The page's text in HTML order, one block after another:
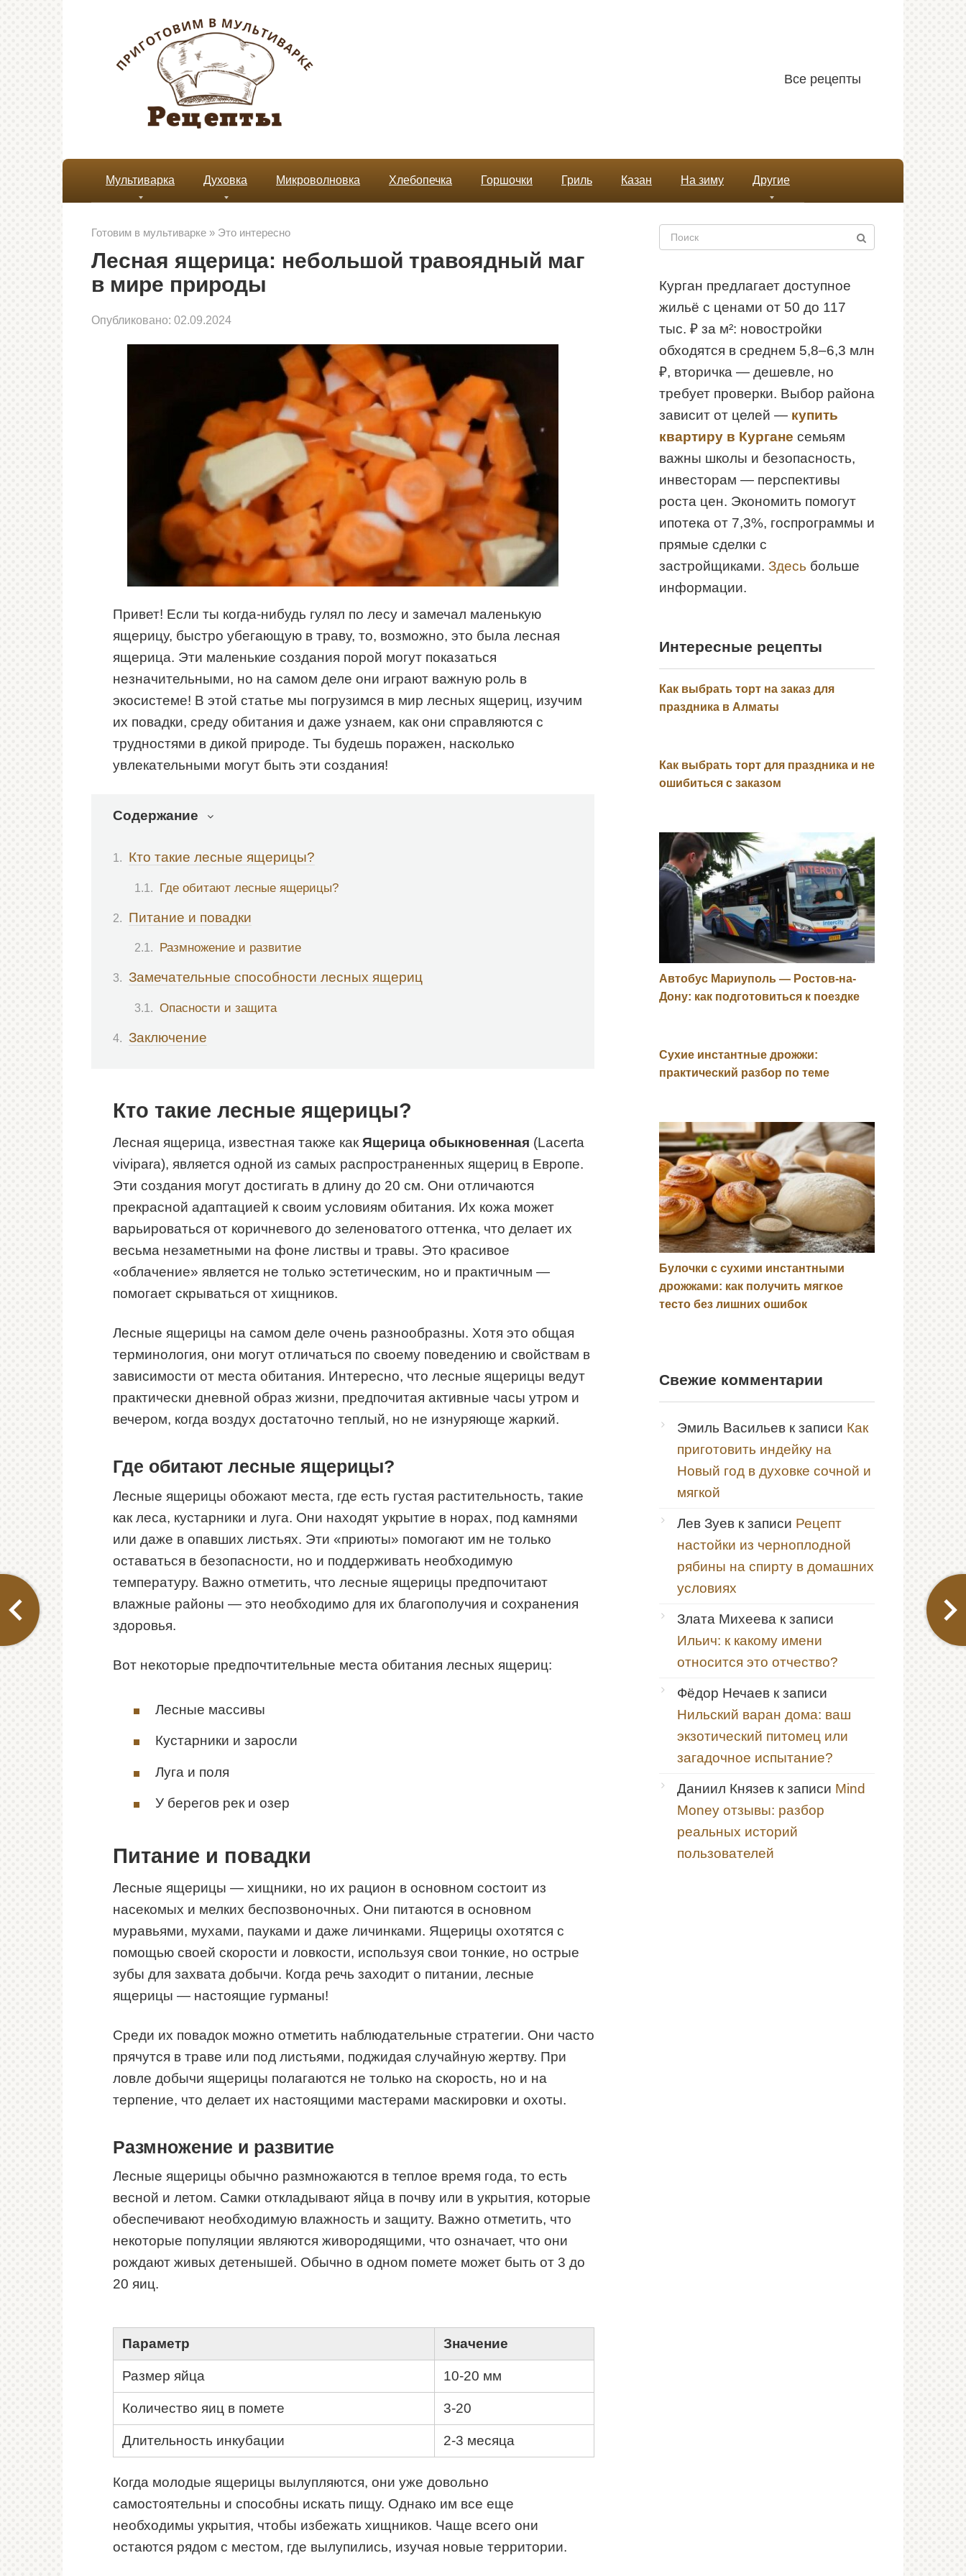
Все рецепты
Мультиварка Духовка Микроволновка Хлебопечка Горшочки Гриль Казан На зиму Другие
Готовим в мультиварке » Это интересно
Лесная ящерица: небольшой травоядный маг
в мире природы
Опубликовано: 02.09.2024
Привет! Если ты когда-нибудь гулял по лесу и замечал маленькую
ящерицу, быстро убегающую в траву, то, возможно, это была лесная
ящерица. Эти маленькие создания порой могут показаться
незначительными, но на самом деле они играют важную роль в
экосистеме! В этой статье мы погрузимся в мир лесных ящериц, изучим
их повадки, среду обитания и даже узнаем, как они справляются с
трудностями в дикой природе. Ты будешь поражен, насколько
увлекательными могут быть эти создания!
Содержание
Кто такие лесные ящерицы?
Где обитают лесные ящерицы?
Питание и повадки
Размножение и развитие
Замечательные способности лесных ящериц
Опасности и защита
Заключение
Кто такие лесные ящерицы?
Лесная ящерица, известная также какЯщерица обыкновенная (Lacerta
vivipara), является одной из самых распространенных ящериц в Европе.
Эти создания могут достигать в длину до 20 см. Они отличаются
прекрасной адаптацией к своим условиям обитания. Их кожа может
варьироваться от коричневого до зеленоватого оттенка, что делает их
весьма незаметными на фоне листвы и травы. Это красивое
«облачение» является не только эстетическим, но и практичным —
помогает скрываться от хищников.
Лесные ящерицы на самом деле очень разнообразны. Хотя это общая
терминология, они могут отличаться по своему поведению и свойствам в
зависимости от места обитания. Интересно, что лесные ящерицы ведут
практически дневной образ жизни, предпочитая активные часы утром и
вечером, когда воздух достаточно теплый, но не изнуряюще жаркий.
Где обитают лесные ящерицы?
Лесные ящерицы обожают места, где есть густая растительность, такие
как леса, кустарники и луга. Они находят укрытие в норах, под камнями
или даже в опавших листьях. Эти «приюты» помогают им не только
оставаться в безопасности, но и поддерживать необходимую
температуру. Важно отметить, что лесные ящерицы предпочитают
влажные районы — это необходимо для их благополучия и сохранения
здоровья.
Вот некоторые предпочтительные места обитания лесных ящериц:
Лесные массивы
Кустарники и заросли
Луга и поля
У берегов рек и озер
Питание и повадки
Лесные ящерицы — хищники, но их рацион в основном состоит из
насекомых и мелких беспозвоночных. Они питаются в основном
муравьями, мухами, пауками и даже личинками. Ящерицы охотятся с
помощью своей скорости и ловкости, используя свои тонкие, но острые
зубы для захвата добычи. Когда речь заходит о питании, лесные
ящерицы — настоящие гурманы!
Среди их повадок можно отметить наблюдательные стратегии. Они часто
прячутся в траве или под листьями, поджидая случайную жертву. При
ловле добычи ящерицы полагаются не только на скорость, но и на
терпение, что делает их настоящими мастерами маскировки и охоты.
Размножение и развитие
Лесные ящерицы обычно размножаются в теплое время года, то есть
весной и летом. Самки откладывают яйца в почву или в укрытия, которые
обеспечивают необходимую влажность и защиту. Важно отметить, что
некоторые популяции являются живородящими, что означает, что они
рождают живых детенышей. Обычно в одном помете может быть от 3 до
20 яиц.
Параметр Значение
Размер яйца 10-20 мм
Количество яиц в помете 3-20
Длительность инкубации 2-3 месяца
Когда молодые ящерицы вылупляются, они уже довольно
самостоятельны и способны искать пищу. Однако им все еще
необходимы укрытия, чтобы избежать хищников. Чаще всего они
остаются рядом с местом, где вылупились, изучая новые территории.
Поиск:
Курган предлагает доступное
жильё с ценами от 50 до 117
тыс. ₽ за м²: новостройки
обходятся в среднем 5,8–6,3 млн
₽, вторичка — дешевле, но
требует проверки. Выбор района
зависит от целей — купить
квартиру в Кургане семьям
важны школы и безопасность,
инвесторам — перспективы
роста цен. Экономить помогут
ипотека от 7,3%, госпрограммы и
прямые сделки с
застройщиками. Здесь больше
информации.
Интересные рецепты
Как выбрать торт на заказ для
праздника в Алматы
Как выбрать торт для праздника и не
ошибиться с заказом
Автобус Мариуполь — Ростов-на-
Дону: как подготовиться к поездке
Сухие инстантные дрожжи:
практический разбор по теме
Булочки с сухими инстантными
дрожжами: как получить мягкое
тесто без лишних ошибок
Свежие комментарии
Эмиль Васильев к записи Как
приготовить индейку на
Новый год в духовке сочной и
мягкой
Лев Зуев к записи Рецепт
настойки из черноплодной
рябины на спирту в домашних
условиях
Злата Михеева к записи
Ильич: к какому имени
относится это отчество?
Фёдор Нечаев к записи
Нильский варан дома: ваш
экзотический питомец или
загадочное испытание?
Даниил Князев к записи Mind
Money отзывы: разбор
реальных историй
пользователей